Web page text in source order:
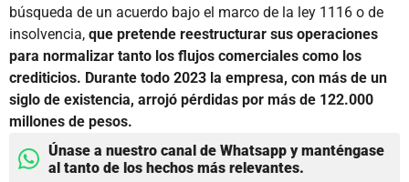
búsqueda de un acuerdo bajo el marco de la ley 1116 o de
insolvencia, que pretende reestructurar sus operaciones
para normalizar tanto los flujos comerciales como los
crediticios. Durante todo 2023 la empresa, con más de un
siglo de existencia, arrojó pérdidas por más de 122.000
millones de pesos.
Únase a nuestro canal de Whatsapp y manténgase
al tanto de los hechos más relevantes.